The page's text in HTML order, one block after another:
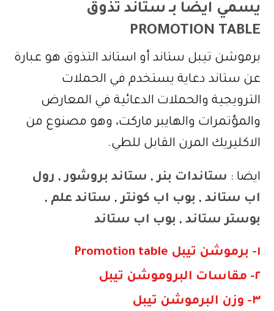
يسمي ايضا بـ ستاند تذوق
PROMOTION TABLE
برموشن تيبل ستاند أو استاند التذوق هو عبارة
عن ستاند دعاية يستخدم في الحملات
الترويجية والحملات الدعائية في المعارض
والمؤتمرات والهايبر ماركت، وهو مصنوع من
الاكليريك المرن القابل للطي.
ايضا : ستاندات بنر, ستاند بروشور, رول
اب ستاند , بوب اب كونتر, ستاند علم ,
بوستر ستاند , بوب اب ستاند
١- برموشن تيبل Promotion table
٢- مقاسات البروموشن تيبل
٣- وزن البرموشن تيبل